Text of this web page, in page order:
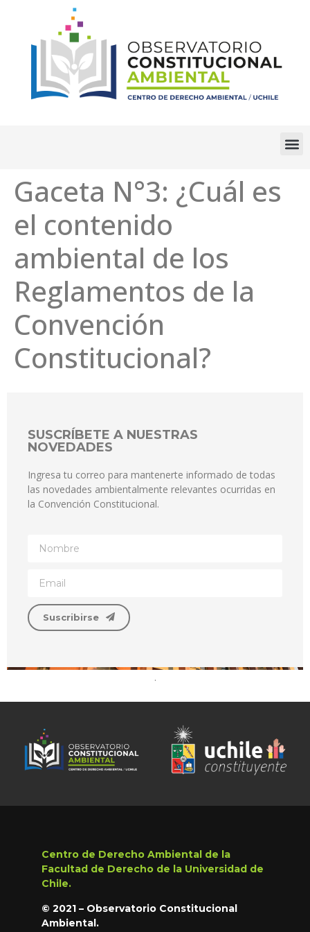
Gaceta N°3: ¿Cuál es
el contenido
ambiental de los
Reglamentos de la
Convención
Constitucional?
SUSCRÍBETE A NUESTRAS
NOVEDADES
Ingresa tu correo para mantenerte informado de todas
las novedades ambientalmente relevantes ocurridas en
la Convención Constitucional.
Suscribirse
.
Centro de Derecho Ambiental de la
Facultad de Derecho de la Universidad de
Chile.
© 2021 – Observatorio Constitucional
Ambiental.